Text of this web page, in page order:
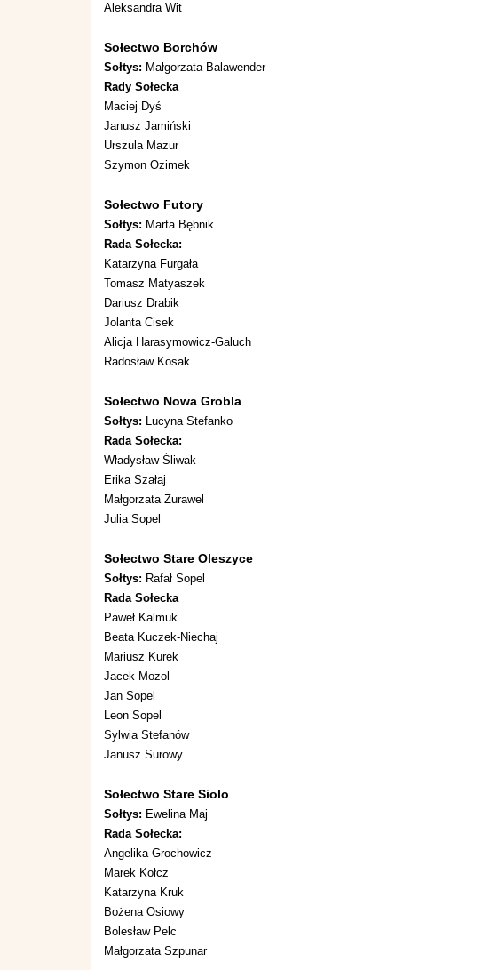
Aleksandra Wit
Sołectwo Borchów
Sołtys: Małgorzata Balawender
Rady Sołecka
Maciej Dyś
Janusz Jamiński
Urszula Mazur
Szymon Ozimek
Sołectwo Futory
Sołtys: Marta Bębnik
Rada Sołecka:
Katarzyna Furgała
Tomasz Matyaszek
Dariusz Drabik
Jolanta Cisek
Alicja Harasymowicz-Galuch
Radosław Kosak
Sołectwo Nowa Grobla
Sołtys: Lucyna Stefanko
Rada Sołecka:
Władysław Śliwak
Erika Szałaj
Małgorzata Żurawel
Julia Sopel
Sołectwo Stare Oleszyce
Sołtys: Rafał Sopel
Rada Sołecka
Paweł Kalmuk
Beata Kuczek-Niechaj
Mariusz Kurek
Jacek Mozol
Jan Sopel
Leon Sopel
Sylwia Stefanów
Janusz Surowy
Sołectwo Stare Siolo
Sołtys: Ewelina Maj
Rada Sołecka:
Angelika Grochowicz
Marek Kołcz
Katarzyna Kruk
Bożena Osiowy
Bolesław Pelc
Małgorzata Szpunar